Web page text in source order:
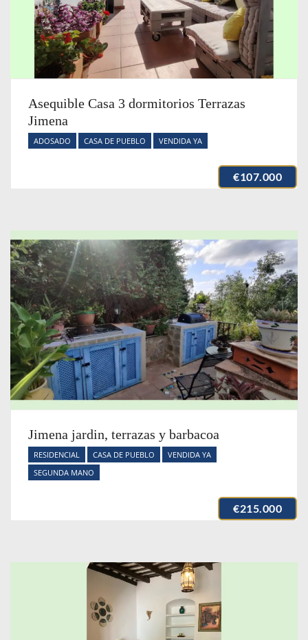
Asequible Casa 3 dormitorios Terrazas
Jimena
ADOSADO CASA DE PUEBLO VENDIDA YA
€107.000
Jimena jardin, terrazas y barbacoa
RESIDENCIAL CASA DE PUEBLO
VENDIDA YA
SEGUNDA MANO
€215.000